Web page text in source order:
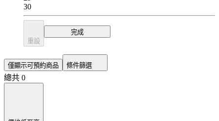
30
重設
完成
僅顯示可預約商品 條件篩選
總共 0